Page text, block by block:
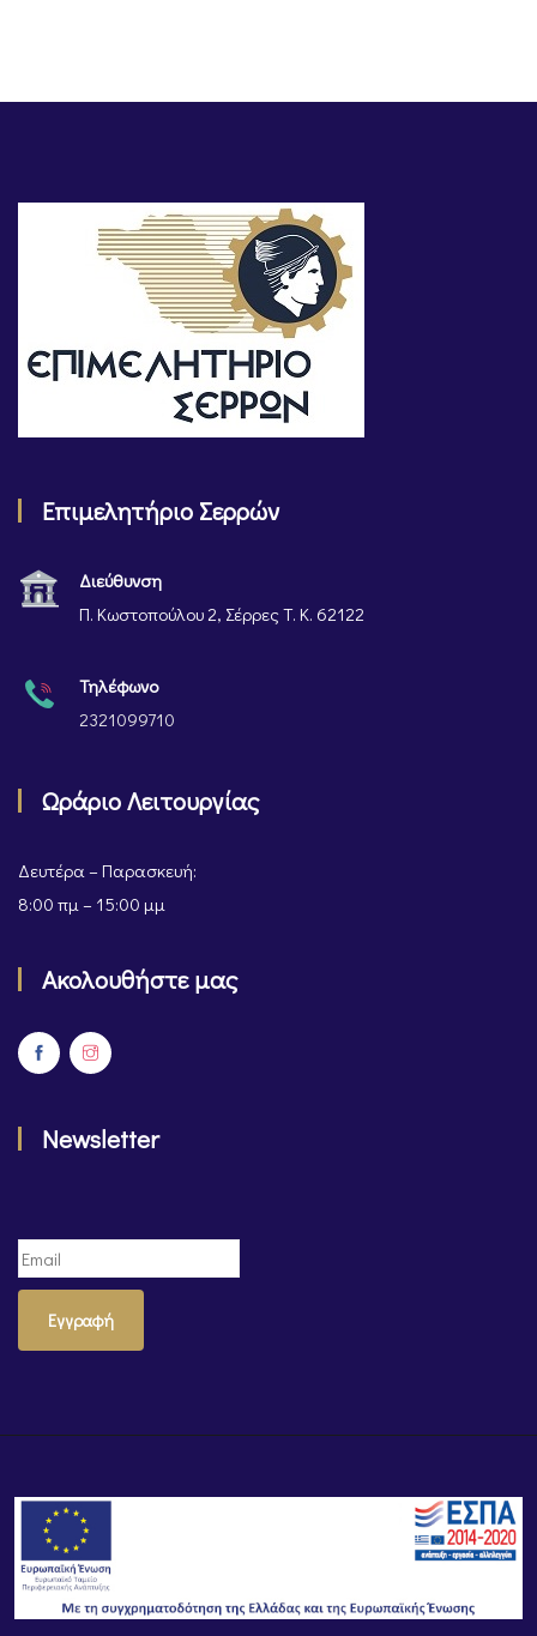
Επιμελητήριο Σερρών
Διεύθυνση
Π. Κωστοπούλου 2, Σέρρες Τ. Κ. 62122
Τηλέφωνο
2321099710
Ωράριο Λειτουργίας
Δευτέρα – Παρασκευή:
8:00 πμ – 15:00 μμ
Ακολουθήστε μας
Newsletter
Εγγραφή